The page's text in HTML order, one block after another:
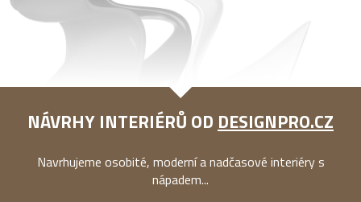
NÁVRHY INTERIÉRŮ OD DESIGNPRO.CZ
Navrhujeme osobité, moderní a nadčasové interiéry s
nápadem...